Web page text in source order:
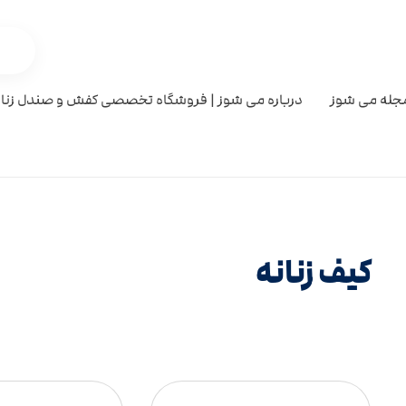
می شوز درباره می شوز | فروشگاه تخصصی کفش و صندل
کیف زنانه